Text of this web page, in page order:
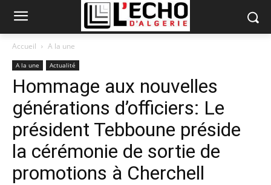
Accueil A la une
A la une Actualité
Hommage aux nouvelles
générations d’officiers: Le
président Tebboune préside
la cérémonie de sortie de
promotions à Cherchell